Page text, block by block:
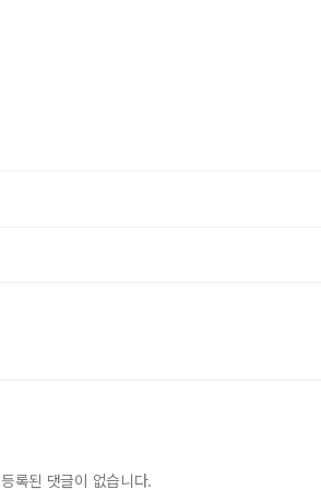
등록된 댓글이 없습니다.